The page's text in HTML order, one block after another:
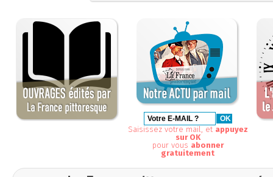
Saisissez votre mail, et appuyez
sur OK
pour vous abonner
gratuitement